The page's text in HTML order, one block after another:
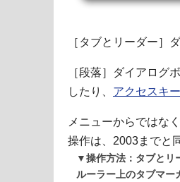
［タブとリーダー］
［段落］ダイアログ
したり、 アクセスキ
メニューからではな
操作は、2003までと
▼操作方法：タブとリ
ルーラー上のタブマー